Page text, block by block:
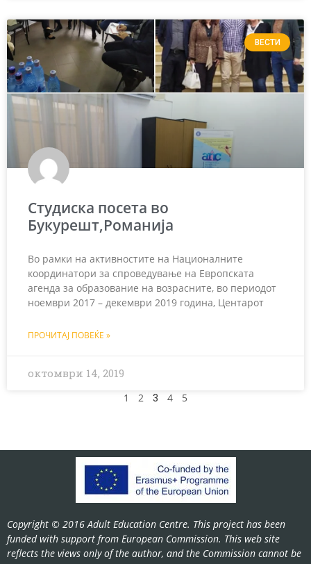
ВЕСТИ
Студиска посета во
Букурешт,Романија
Во рамки на активностите на Националните
координатори за спроведување на Европската
агенда за образование на возрасните, во периодот
ноември 2017 – декември 2019 година, Центарот
ПРОЧИТАЈ ПОВЕЌЕ »
октомври 14, 2019
1 2 3 4 5
Copyright © 2016 Adult Education Centre. This project has been
funded with support from European Commission. This web site
reflects the views only of the author, and the Commission cannot be